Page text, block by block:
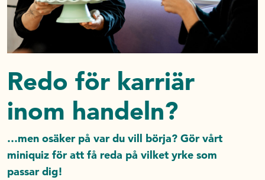
Redo för karriär
inom handeln?
…men osäker på var du vill börja? Gör vårt
miniquiz för att få reda på vilket yrke som
passar dig!